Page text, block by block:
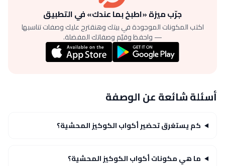
جرّب ميزة «اطبخ بما عندك» في التطبيق
اكتب المكونات الموجودة في بيتك وهنقترح عليك وصفات تناسبها
— واحفظ وقيّم وصفاتك المفضلة.
أسئلة شائعة عن الوصفة
كم يستغرق تحضير أكواب الكوكيز المحشية؟
ما هي مكونات أكواب الكوكيز المحشية؟